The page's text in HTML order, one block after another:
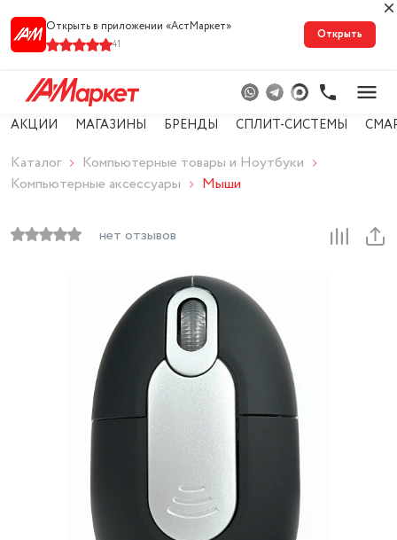
Открыть в приложении «АстМарке‪т‬»
41
Открыть
АКЦИИ МАГАЗИНЫ БРЕНДЫ СПЛИТ-СИСТЕМЫ
Каталог
Компьютерные товары и Ноутбуки
Компьютерные аксессуары
Мыши
нет отзывов